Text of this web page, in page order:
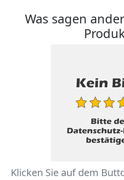
Was sagen
Klicken Sie auf dem